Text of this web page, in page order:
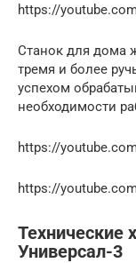
https://
Станок для дома
тремя и более
успехом
необходимости
https://
https://
Технические
Универсал-3